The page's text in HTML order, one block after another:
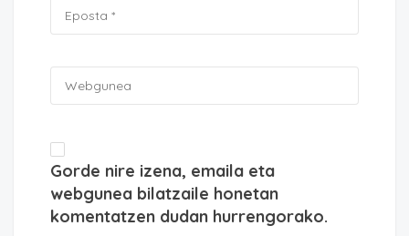
Gorde nire izena, emaila eta
webgunea bilatzaile honetan
komentatzen dudan hurrengorako.